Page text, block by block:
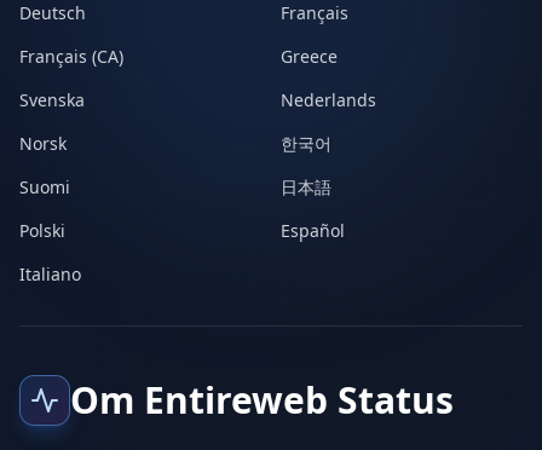
Deutsch
Français
Français (CA)
Greece
Svenska
Nederlands
Norsk
한국어
Suomi
日本語
Polski
Español
Italiano
Om Entireweb Status